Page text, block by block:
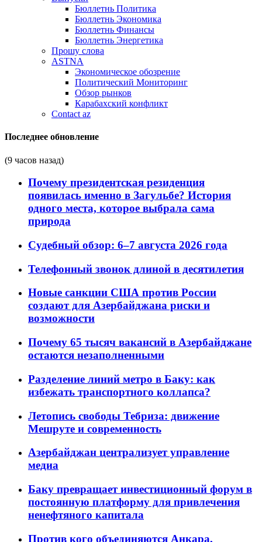
Бюллетнь Политика
Бюллетнь Экономика
Бюллетнь Финансы
Бюллетнь Энергетика
Прошу слова
ASTNA
Экономическое обозрение
Политический Мониторинг
Обзор рынков
Карабахский конфликт
Contact az
Последнее обновление
(9 часов назад)
Почему президентская резиденция
появилась именно в Загульбе? История
одного места, которое выбрала сама
природа
Судебный обзор: 6–7 августа 2026 года
Телефонный звонок длиной в десятилетия
Новые санкции США против России
создают для Азербайджана риски и
возможности
Почему 65 тысяч вакансий в Азербайджане
остаются незаполненными
Разделение линий метро в Баку: как
избежать транспортного коллапса?
Летопись свободы Тебриза: движение
Мешруте и современность
Азербайджан централизует управление
медиа
Баку превращает инвестиционный форум в
постоянную платформу для привлечения
ненефтяного капитала
Против кого объединяются Анкара,